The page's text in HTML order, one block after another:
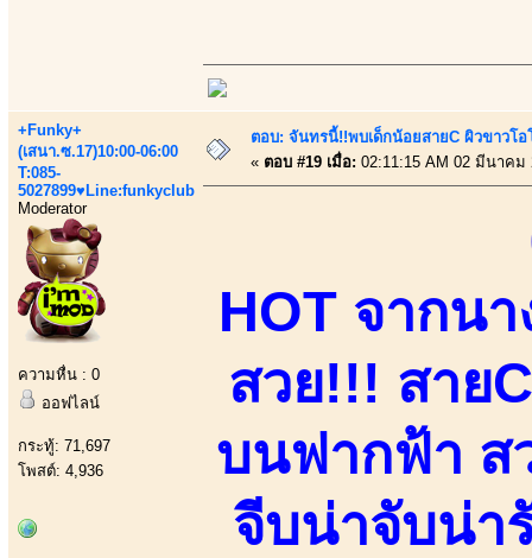
+Funky+
(เสนา.ซ.17)10:00-06:00
T:085-
5027899♥Line:funkyclub
Moderator
ความหื่น : 0
ออฟไลน์
กระทู้: 71,697
โพสต์: 4,936
ตอบ: จันทรนี้!!พบเด็กน้อยสายC ผิวขาวโ
« ตอบ #19 เมื่อ: 02:11:15 AM 02 มีนาคม
HOT จากน
สวย!!! สาย
บนฟากฟ้า ส
จีบน่าจับน่า